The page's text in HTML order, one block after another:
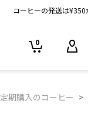
コーヒーの発送は¥350
0
定期購入のコーヒー >